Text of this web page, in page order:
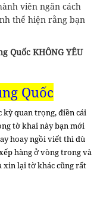
viên ngăn cách
thể hiện rằng bạn
Quốc KHÔNG YÊU
Quốc
kỳ quan trọng, điền cái
tờ khai này bạn mới
hoay ngồi viết thì dù
hàng ở vòng trong và
xin lại tờ khác cũng rất